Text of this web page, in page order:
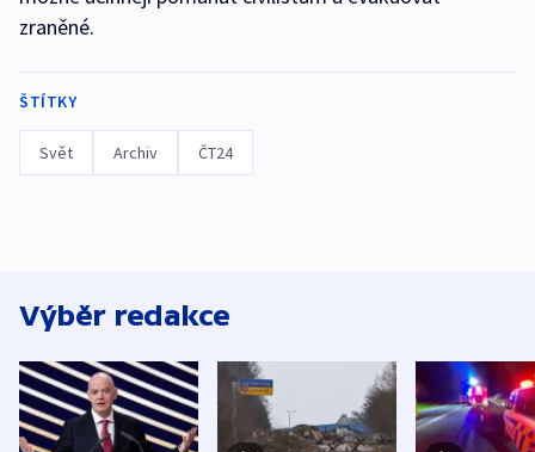
zraněné.
ŠTÍTKY
Svět Archiv ČT24
Výběr redakce